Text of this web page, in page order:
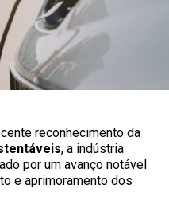
reconhecimento da
, a indústria
por um avanço notável
e aprimoramento dos